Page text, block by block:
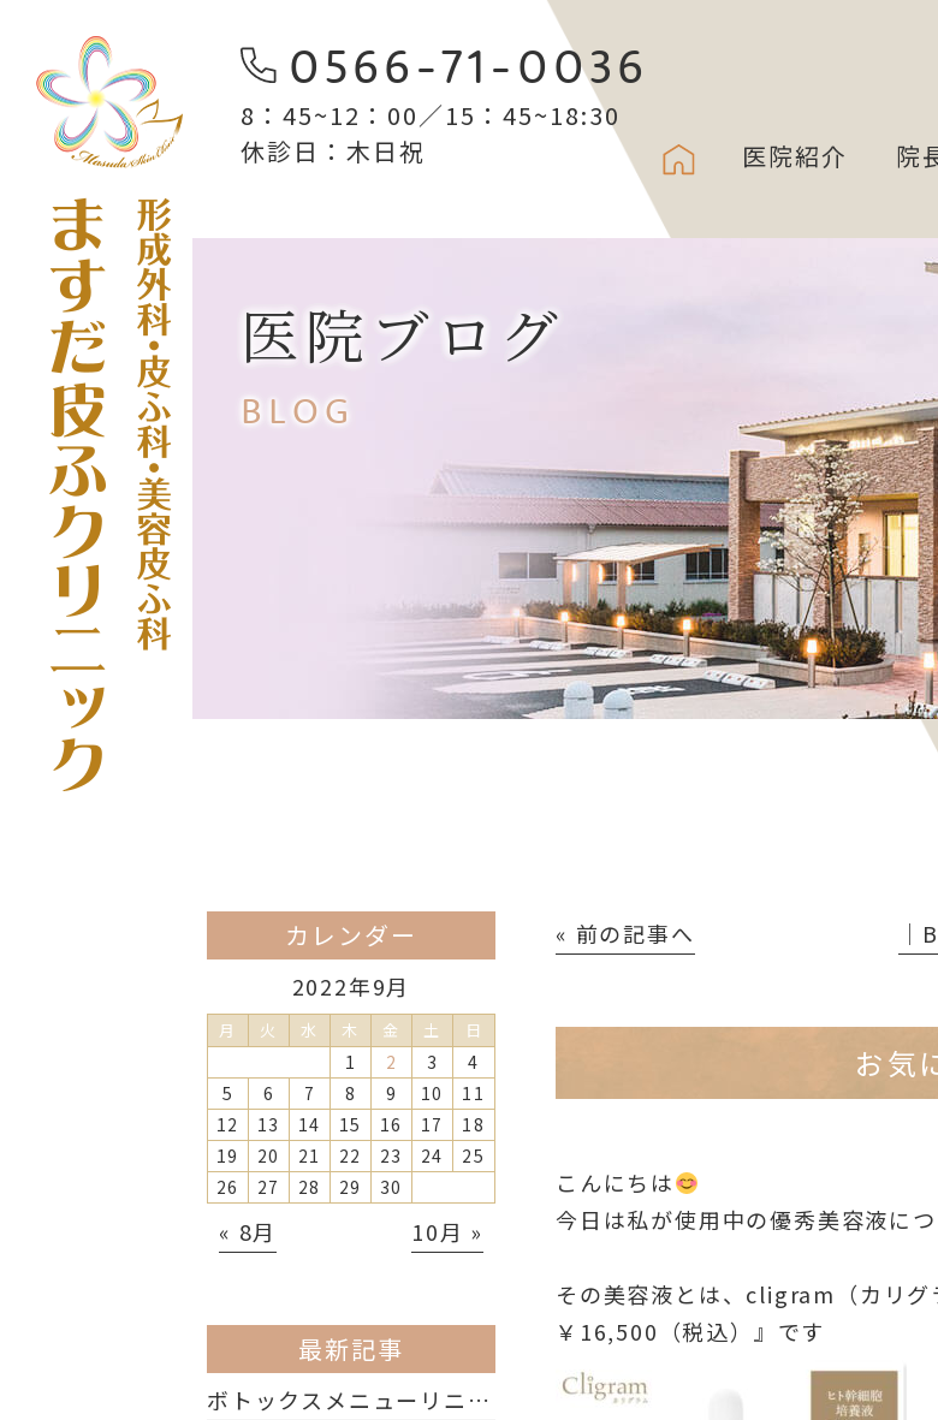
0566-71-0036
8：45~12：00／15：45~18:30
休診日：木日祝
医院紹介 院
医院ブログ
BLOG
« 前の記事へ
お気
こんにちは
今日は私が使用中の優秀美容液に
その美容液とは、cligram（カリ
￥16,500（税込）』です
カレンダー
2022年9月
月 火 水 木 金 土 日
1 2 3
4
5
6 7 8 9 10
11
12
13 14 15 16 17
18
19
20 21 22 23 24
25
26
27 28 29 30
« 8月 10月 »
最新記事
ボトックスメニューリニューアルのお知らせ